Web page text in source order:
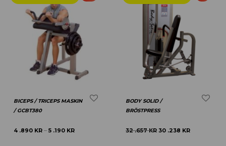
BICEPS / TRICEPS MASKIN
/ GCBT380
4 .890 KR – 5 .190 KR
BODY SOLID /
BRÖSTPRESS
32 .657KR 30 .238 KR